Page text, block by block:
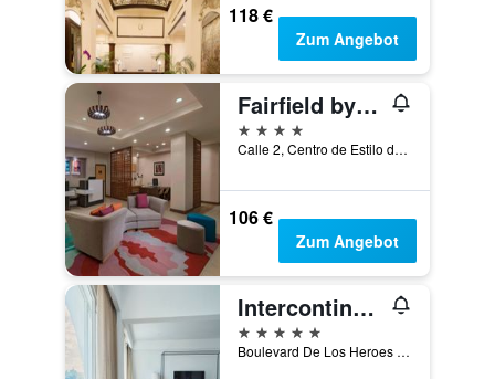
118 €
Zum Angebot
Fairfield by Marriott San Salvador
4 Sterne
Calle 2, Centro de Estilo de Vida La Gran Via, San Salvador, El Salvador
106 €
Zum Angebot
Intercontinental Hotels San Salvador-Metrocentro Mall By IHG
5 Sterne
Boulevard De Los Heroes And,Avenida Sisimiles, San Salvador, El Salvador